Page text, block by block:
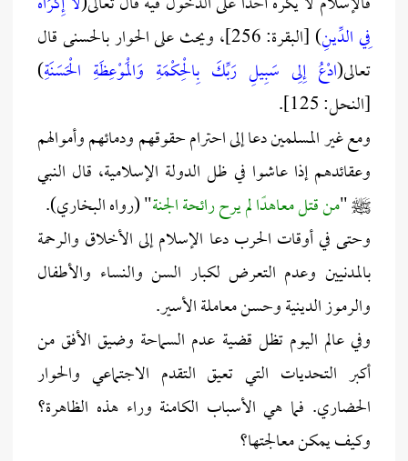
فِي الدِّينِ
) [البقرة: 256]، ويحث على الحوار بالحسنى قال
تعالى(ادْعُ إِلِى سَبِيلِ رَبِّكَ بِالْحِكْمَةِ وَالْمَوْعِظَةِ الْحَسَنَةِ)
[النحل: 125].
ومع غير المسلمين دعا إلى احترام حقوقهم ودمائهم وأموالهم
وعقائدهم إذا عاشوا في ظل الدولة الإسلامية، قال النبي
ﷺ "من قتل معاهدًا لم يرح رائحة الجنة" (رواه البخاري).
وحتى في أوقات الحرب دعا الإسلام إلى الأخلاق والرحمة
بالمدنيين وعدم التعرض لكبار السن والنساء والأطفال
والرموز الدينية وحسن معاملة الأسير.
وفي عالم اليوم تظل قضية عدم السماحة وضيق الأفق من
أكبر التحديات التي تعيق التقدم الاجتماعي والحوار
الحضاري. فما هي الأسباب الكامنة وراء هذه الظاهرة؟
وكيف يمكن معالجتها؟